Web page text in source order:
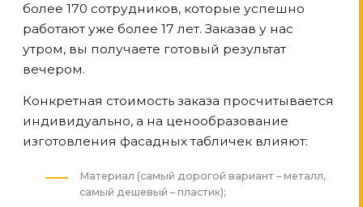
более 170 сотрудников, которые успешно
работают уже более 17 лет. Заказав у нас
утром, вы получаете готовый результат
вечером.
Конкретная стоимость заказа просчитывается
индивидуально, а на ценообразование
изготовления фасадных табличек влияют:
Материал (самый дорогой вариант – металл,
самый дешевый – пластик);